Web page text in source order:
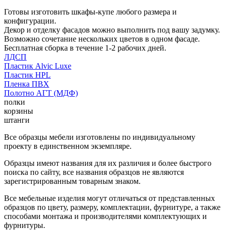
Готовы изготовить шкафы-купе любого размера и
конфигурации.
Декор и отделку фасадов можно выполнить под вашу задумку.
Возможно сочетание нескольких цветов в одном фасаде.
Бесплатная сборка в течение 1-2 рабочих дней.
ЛДСП
Пластик Alvic Luxe
Пластик HPL
Пленка ПВХ
Полотно АГТ (МДФ)
полки
корзины
штанги
Все образцы мебели изготовлены по индивидуальному
проекту в единственном экземпляре.
Образцы имеют названия для их различия и более быстрого
поиска по сайту, все названия образцов не являются
зарегистрированным товарным знаком.
Все мебельные изделия могут отличаться от представленных
образцов по цвету, размеру, комплектации, фурнитуре, а также
способами монтажа и производителями комплектующих и
фурнитуры.